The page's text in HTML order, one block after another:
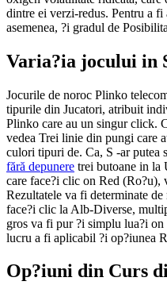
dintre ei verzi-redus. Pentru a
asemenea, ?i gradul de
Varia?ia jocului in
Jocurile de noroc Plinko
tipurile din Jucatori, atribuit
Plinko care au un singur click.
vedea Trei linie din pungi care
culori tipuri de. Ca, S -ar putea
fără depunere trei butoane in la
care face?i clic on Red (Ro?u),
Rezultatele va fi determinate
face?i clic la Alb-Diverse,
gros va fi pur ?i simplu lua?i
lucru a fi aplicabil ?i op?iunea
Op?iuni din Curs